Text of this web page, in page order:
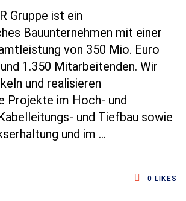
Gruppe ist ein
Bauunternehmen mit einer
von 350 Mio. Euro
1.350 Mitarbeitenden. Wir
und realisieren
Projekte im Hoch‑ und
und Tiefbau sowie
und im
0 LIKES